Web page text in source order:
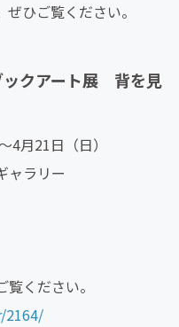
ひご覧ください。
ックアート展 背を見
4月21日（日）
ャラリー
ください。